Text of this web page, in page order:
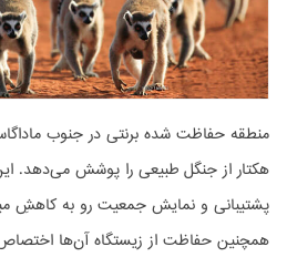
هکتار از جنگل طبیعی را پوشش می‌دهد.
پشتیبانی و نمایش جمعیت رو به کاهشِ
همچنین حفاظت از زیستگاه آن‌ها